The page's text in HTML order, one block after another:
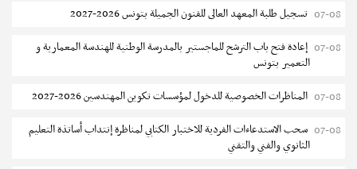
07-08 تسجيل طلبة المعهد العالى للفنون الجميلة بتونس 2026-2027
07-08 إعادة فتح باب الترشح للماجستير بالمدرسة الوطنية للهندسة المعمارية و
التعمير بتونس
07-08 المناظرات الخصوصية للدخول لمؤسسات تكوين المهندسين 2026-2027
07-08 سحب الاستدعاءات الفردية للاختبار الكتابي لمناظرة إنتداب أساتذة التعليم
الثانوي والفني والتقني